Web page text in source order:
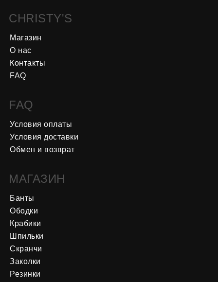
Резинки
Заколки
Скранчи
Шпильки
Крабики
Ободки
Банты
МАГАЗИН
Обмен и возврат
Условия доставки
Условия оплаты
FAQ
FAQ
Контакты
О нас
Магазин
CHRISTY'S